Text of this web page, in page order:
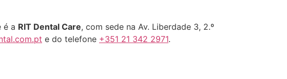
é a RIT Dental Care, com sede na Av. Liberdade 3, 2.º
e do telefone +351 21 342 2971.